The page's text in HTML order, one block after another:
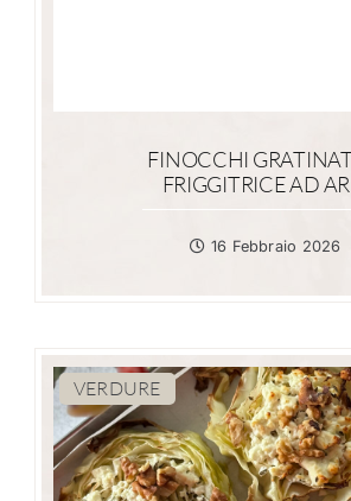
FINOCCHI
FRIGGITRICE AD
16 Febbraio 2026
VERDURE